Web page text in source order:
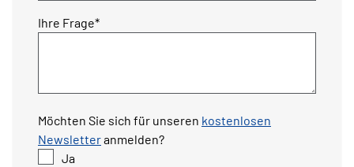
Pflichtfeld
Ihre Frage*
Möchten Sie sich für unseren kostenlosen
Newsletteranmelden?
Ja